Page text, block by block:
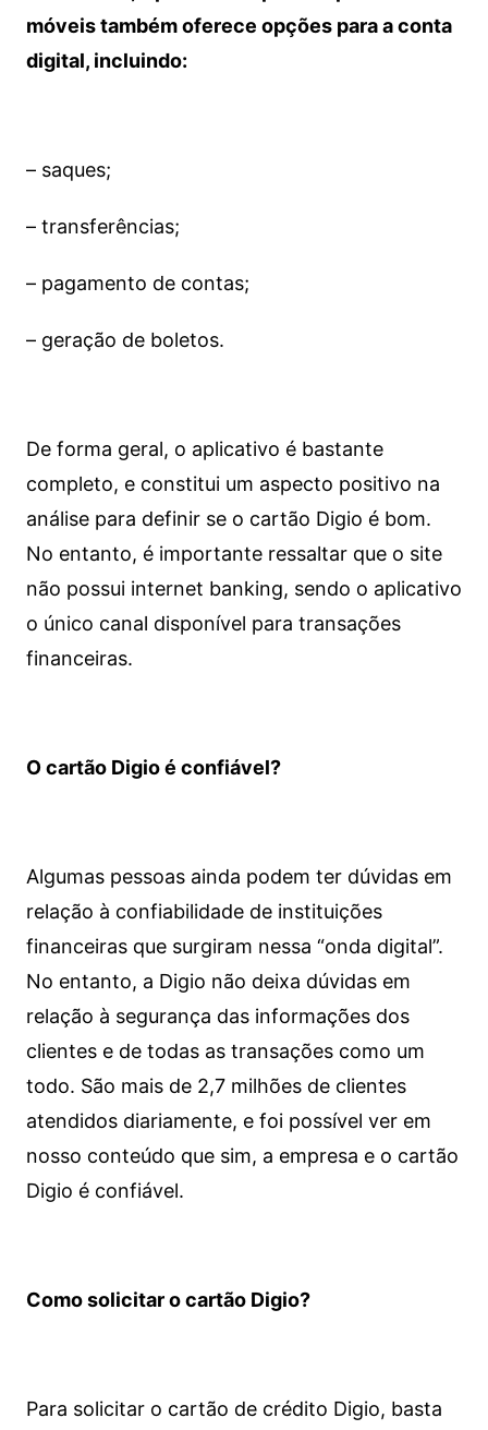
móveis também oferece opções para a conta
digital, incluindo:
– saques;
– transferências;
– pagamento de contas;
– geração de boletos.
De forma geral, o aplicativo é bastante
completo, e constitui um aspecto positivo na
análise para definir se o cartão Digio é bom.
No entanto, é importante ressaltar que o site
não possui internet banking, sendo o aplicativo
o único canal disponível para transações
financeiras.
O cartão Digio é confiável?
Algumas pessoas ainda podem ter dúvidas em
relação à confiabilidade de instituições
financeiras que surgiram nessa “onda digital”.
No entanto, a Digio não deixa dúvidas em
relação à segurança das informações dos
clientes e de todas as transações como um
todo. São mais de 2,7 milhões de clientes
atendidos diariamente, e foi possível ver em
nosso conteúdo que sim, a empresa e o cartão
Digio é confiável.
Como solicitar o cartão Digio?
Para solicitar o cartão de crédito Digio, basta